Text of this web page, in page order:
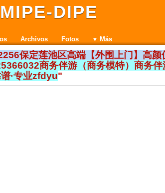
DIPE
Archivos Fotos Más
保定莲池区高端【外围上门】高颜
商务伴游（商务模特）商务
·专业zfdyu"